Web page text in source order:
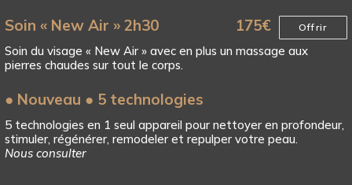
Soin « New Air » 2h30 175€ Offrir
Soin du visage « New Air » avec en plus un massage aux
pierres chaudes sur tout le corps.
● Nouveau ● 5 technologies
5 technologies en 1 seul appareil pour nettoyer en profondeur,
stimuler, régénérer, remodeler et repulper votre peau.
Nous consulter